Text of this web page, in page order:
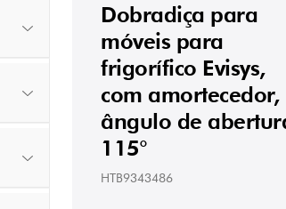
Dobradiça para
móveis para
frigorífico Evisys,
com amortecedor,
ângulo de
115°
HTB9343486